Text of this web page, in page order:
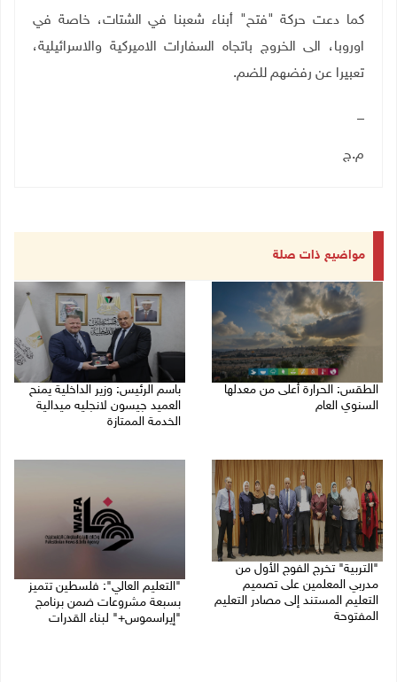
كما دعت حركة "فتح" أبناء شعبنا في الشتات، خاصة في
اوروبا، الى الخروج باتجاه السفارات الاميركية والاسرائيلية،
تعبيرا عن رفضهم للضم.
م.ج
مواضيع ذات صلة
الطقس: الحرارة أعلى من معدلها
السنوي العام
باسم الرئيس: وزير الداخلية يمنح
العميد جيسون لانجليه ميدالية
الخدمة الممتازة
"التربية" تخرج الفوج الأول من
مدربي المعلمين على تصميم
التعليم المستند إلى مصادر التعليم
المفتوحة
"التعليم العالي": فلسطين تتميز
بسبعة مشروعات ضمن برنامج
"إيراسموس+" لبناء القدرات